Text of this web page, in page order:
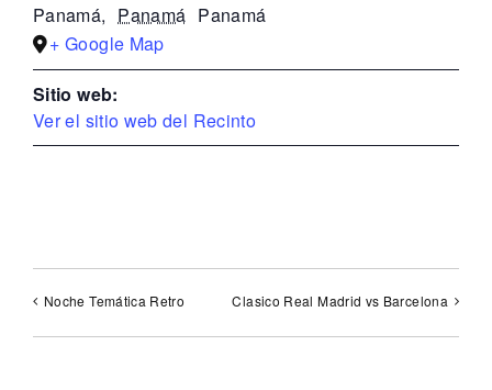
Panamá, Panamá Panamá
+ Google Map
Sitio web:
Ver el sitio web del Recinto
Noche Temática Retro Clasico Real Madrid vs Barcelona